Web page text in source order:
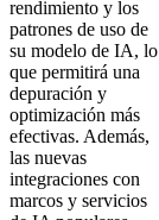
rendimiento y los
patrones de uso de
su modelo de IA, lo
que permitirá una
depuración y
optimización más
efectivas. Además,
las nuevas
integraciones con
marcos y servicios